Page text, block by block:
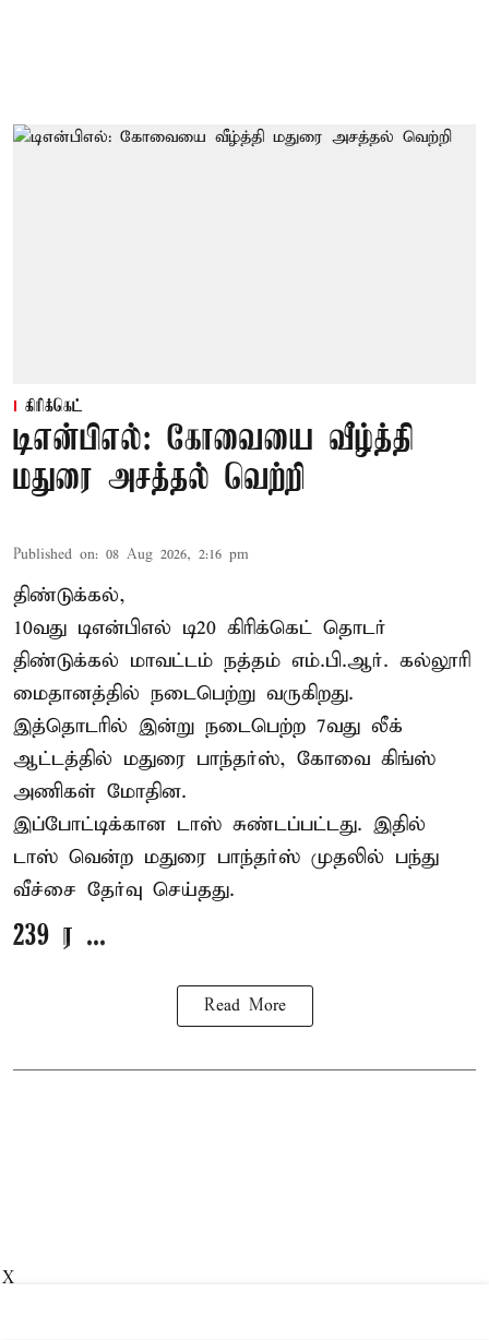
கிரிக்கெட்
டிஎன்பிஎல்: கோவையை வீழ்த்தி
மதுரை அசத்தல் வெற்றி
Published on: 08 Aug 2026, 2:16 pm
திண்டுக்கல்,
10வது டிஎன்பிஎல் டி20 கிரிக்கெட் தொடர்
திண்டுக்கல் மாவட்டம் நத்தம் எம்.பி.ஆர். கல்லூரி
மைதானத்தில் நடைபெற்று வருகிறது.
இத்தொடரில் இன்று நடைபெற்ற 7வது லீக்
ஆட்டத்தில் மதுரை பாந்தர்ஸ், கோவை கிங்ஸ்
அணிகள் மோதின.
இப்போட்டிக்கான டாஸ் சுண்டப்பட்டது. இதில்
டாஸ் வென்ற மதுரை பாந்தர்ஸ் முதலில் பந்து
வீச்சை தேர்வு செய்தது.
239 ர ...
Read More
X